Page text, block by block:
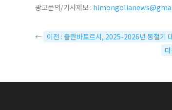
광고문의/기사제보 :
← 이전 : 울란바토르시, 2025-2026년 동절기